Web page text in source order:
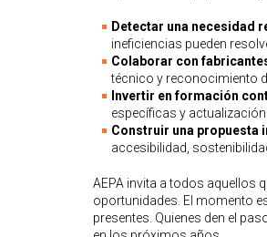
Detectar una necesidad
ineficiencias pueden
Colaborar con
técnico y reconocimiento
Invertir en formación
específicas y
Construir una propuesta
accesibilidad,
AEPA invita a todos aquellos
oportunidades. El momento
presentes. Quienes den el